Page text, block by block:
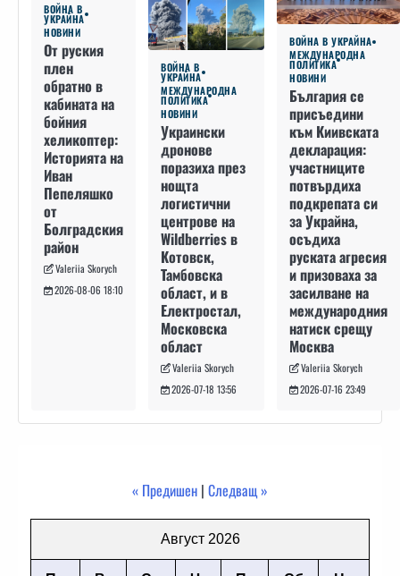
ВОЙНА В
УКРАЙНА
НОВИНИ
От руския
плен
обратно в
кабината на
бойния
хеликоптер:
Историята на
Иван
Пепеляшко
от
Болградския
район
Valeriia Skorych
2026-08-06 18:10
ВОЙНА В
УКРАЙНА
МЕЖДУНАРОДНА
ПОЛИТИКА
НОВИНИ
Украински
дронове
поразиха през
нощта
логистични
центрове на
Wildberries в
Котовск,
Тамбовска
област, и в
Електростал,
Московска
област
Valeriia Skorych
2026-07-18 13:56
ВОЙНА В УКРАЙНА
МЕЖДУНАРОДНА
ПОЛИТИКА
НОВИНИ
България се
присъедини
към Киивската
декларация:
участниците
потвърдиха
подкрепата си
за Украйна,
осъдиха
руската агресия
и призоваха за
засилване на
международния
натиск срещу
Москва
Valeriia Skorych
2026-07-16 23:49
« Предишен | Следващ »
Август 2026